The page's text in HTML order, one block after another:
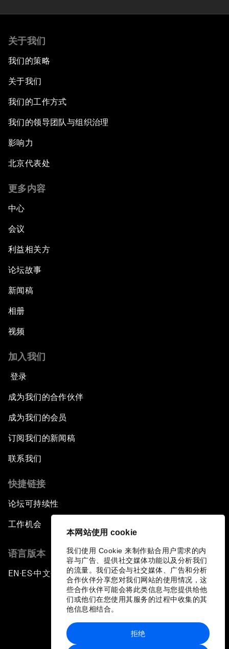
本网站使用 cookie
我们使用 Cookie 来制作贴合用户需求的内
容与广告、提供社交媒体功能以及分析我们
的流量。我们还会与社交媒体、广告和分析
合作伙伴分享您对我们网站的使用情况，这
些合作伙伴可能会将此类信息与您提供给他
们或他们在您使用其服务的过程中收集的其
他信息相结合。
拒绝
关于我们
我们的策略
关于我们
我们的工作方式
我们的领导团队与组织治理
影响力
北京代表处
更多内容
中心
会议
利益相关方
论坛故事
新闻稿
相册
视频
加入我们
登录
成为我们的合作伙伴
成为我们的会员
订阅我们的新闻稿
联系我们
快捷链接
论坛可持续性
工作机会
语言版本
EN ▪ ES▪中文▪ 日本語